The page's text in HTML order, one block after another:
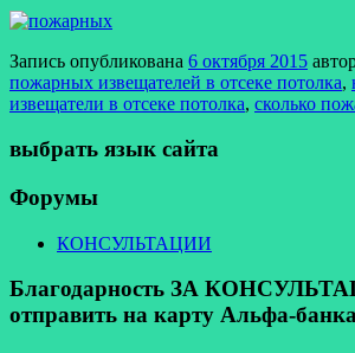
Запись опубликована 6 октября 2015
пожарных извещателей в отсеке потолка,
извещатели в отсеке потолка, сколько
выбрать язык сайта
Форумы
КОНСУЛЬТАЦИИ
Благодарность ЗА
отправить на карту Альфа-